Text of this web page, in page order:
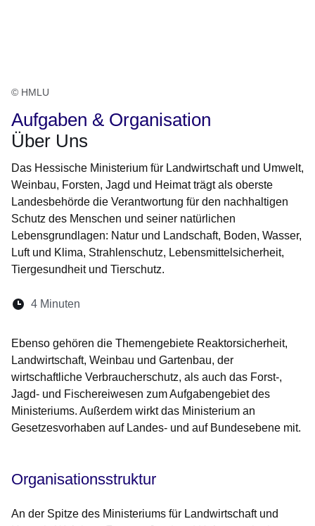
© HMLU
Aufgaben & Organisation
Über Uns
Das Hessische Ministerium für Landwirtschaft und Umwelt,
Weinbau, Forsten, Jagd und Heimat trägt als oberste
Landesbehörde die Verantwortung für den nachhaltigen
Schutz des Menschen und seiner natürlichen
Lebensgrundlagen: Natur und Landschaft, Boden, Wasser,
Luft und Klima, Strahlenschutz, Lebensmittelsicherheit,
Tiergesundheit und Tierschutz.
Lesedauer:
4 Minuten
Ebenso gehören die Themengebiete Reaktorsicherheit,
Landwirtschaft, Weinbau und Gartenbau, der
wirtschaftliche Verbraucherschutz, als auch das Forst-,
Jagd- und Fischereiwesen zum Aufgabengebiet des
Ministeriums. Außerdem wirkt das Ministerium an
Gesetzesvorhaben auf Landes- und auf Bundesebene mit.
Organisationsstruktur
An der Spitze des Ministeriums für Landwirtschaft und